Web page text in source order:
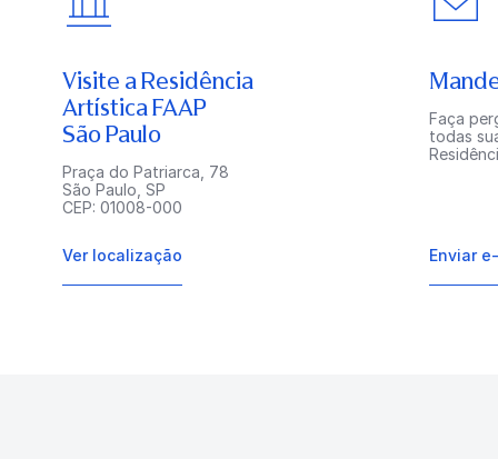
Visite a Residência
Artística FAAP
São Paulo
Praça do Patriarca, 78
São Paulo, SP
CEP: 01008-000
Ver localização
Faça
todas
Enviar